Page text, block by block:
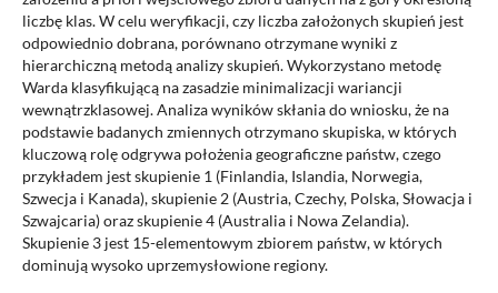
liczbę klas. W celu weryfikacji, czy liczba założonych skupień jest
odpowiednio dobrana, porównano otrzymane wyniki z
hierarchiczną metodą analizy skupień. Wykorzystano metodę
Warda klasyfikującą na zasadzie minimalizacji wariancji
wewnątrzklasowej. Analiza wyników skłania do wniosku, że na
podstawie badanych zmiennych otrzymano skupiska, w których
kluczową rolę odgrywa położenia geograficzne państw, czego
przykładem jest skupienie 1 (Finlandia, Islandia, Norwegia,
Szwecja i Kanada), skupienie 2 (Austria, Czechy, Polska, Słowacja i
Szwajcaria) oraz skupienie 4 (Australia i Nowa Zelandia).
Skupienie 3 jest 15-elementowym zbiorem państw, w których
dominują wysoko uprzemysłowione regiony.